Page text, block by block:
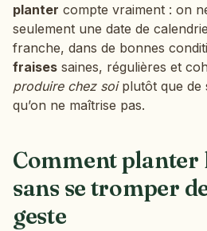
planter compte vraiment : on
seulement une date de
franche, dans de bonnes
fraises saines, régulières et
produire chez soiplutôt que de
qu’on ne maîtrise pas.
Comment planter
sans se tromper
geste